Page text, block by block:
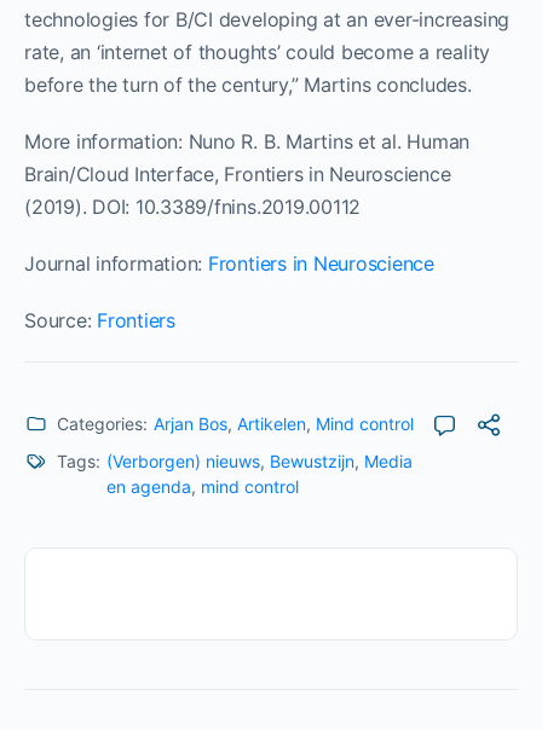
technologies for B/CI developing at an ever-increasing
rate, an ‘internet of thoughts’ could become a reality
before the turn of the century,” Martins concludes.
More information: Nuno R. B. Martins et al. Human
Brain/Cloud Interface, Frontiers in Neuroscience
(2019). DOI: 10.3389/fnins.2019.00112
Journal information: Frontiers in Neuroscience
Source: Frontiers
Categories: Arjan Bos, Artikelen, Mind control
Tags: (Verborgen) nieuws, Bewustzijn, Media
en agenda, mind control